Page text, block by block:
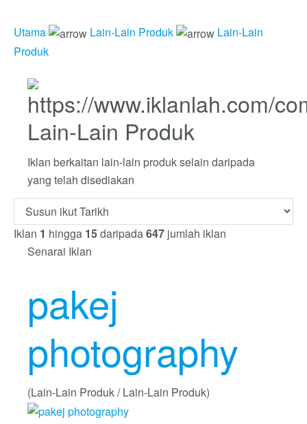
Utama Lain-Lain Produk
Lain-Lain
Produk
Lain-Lain Produk
Iklan berkaitan lain-lain produk selain daripada
yang telah disediakan
Iklan 1 hingga 15daripada647 jumlah iklan
Senarai Iklan
pakej
photography
(Lain-Lain Produk / Lain-Lain Produk)